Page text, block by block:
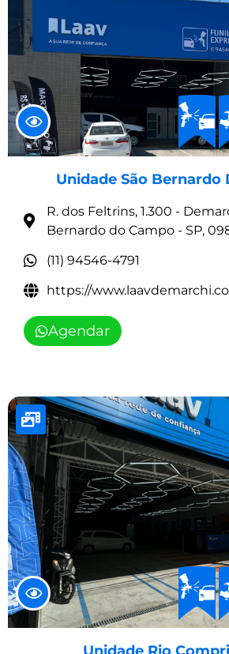
Unidade São Bernardo
R. dos Feltrins, 1.300 -
Bernardo do Campo - SP,
(11) 94546-4791
https://
Agendar
Unidade Rio